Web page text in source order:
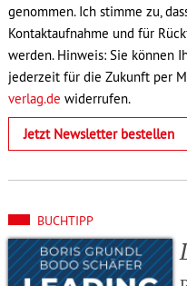
genommen. Ich stimme zu,
Kontaktaufnahme und für
werden. Hinweis: Sie können
jederzeit für die Zukunft per
verlag.de widerrufen.
Jetzt Newsletter bestellen
BUCHTIPP